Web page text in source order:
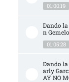
01:00:19
Dando
n
01:05:28
Dando
arly
AY NO